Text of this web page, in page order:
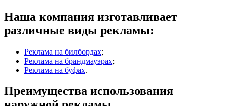
Наша компания изготавливает
различные виды рекламы:
Реклама на билбордах;
Реклама на брандмауэрах;
Реклама на буфах.
Преимущества использования